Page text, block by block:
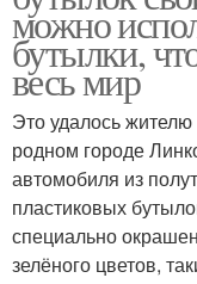
можно
бутылки,
весь мир
Это удалось
родном городе
автомобиля из
пластиковых
специально
зелёного цветов,